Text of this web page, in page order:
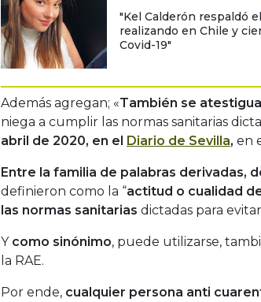
"Kel Calderón respaldó
realizando en Chile y
Covid-19"
Además agregan; «También se
niega a cumplir las normas sanitarias
abril de 2020, en el Diario de Sevilla, en
Entre la familia de palabras derivadas,
definieron como la “actitud o cualidad
las normas sanitarias dictadas para
Y como sinónimo, puede utilizarse,
la RAE.
Por ende, cualquier persona anti